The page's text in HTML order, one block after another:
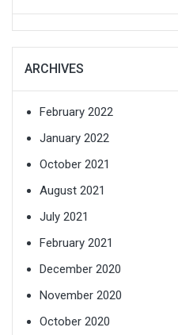
ARCHIVES
February 2022
January 2022
October 2021
August 2021
July 2021
February 2021
December 2020
November 2020
October 2020